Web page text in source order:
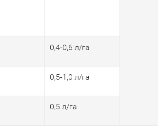
0,4-0,6 л/га
0,5-1,0 л/га
0,5 л/га